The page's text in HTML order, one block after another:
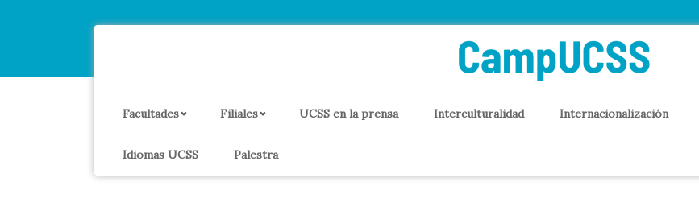
Facultades Filiales UCSS en la prensa Interculturalidad Internacionalización
Idiomas UCSS Palestra